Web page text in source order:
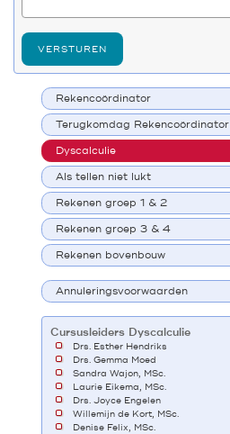
VERSTUREN
Rekencoördinator
Terugkomdag Rekencoördinator
Dyscalculie
Als tellen niet lukt
Rekenen groep 1 & 2
Rekenen groep 3 & 4
Rekenen bovenbouw
Annuleringsvoorwaarden
Cursusleiders Dyscalculie
Drs. Esther Hendriks
Drs. Gemma Moed
Sandra Wajon, MSc.
Laurie Eikema, MSc.
Drs. Joyce Engelen
Willemijn de Kort, MSc.
Denise Felix, MSc.